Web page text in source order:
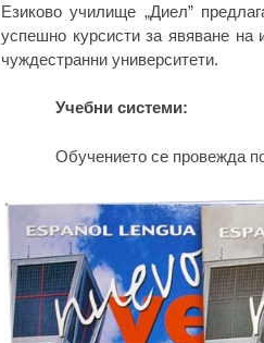
Езиково училище „Диел”
успешно курсисти за явяване
чуждестранни университети.
Учебни системи:
Обучението се провежда